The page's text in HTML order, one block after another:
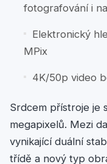
fotografování i
Elektronický
MPix
4K/50p video
Srdcem přístroje je
megapixelů. Mezi
vynikající duální
třídě a nový typ